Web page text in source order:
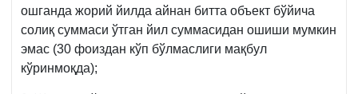
ошганда жорий йилда айнан битта объект бўйича
солиқ суммаси ўтган йил суммасидан ошиши мумкин
эмас (30 фоиздан кўп бўлмаслиги мақбул
кўринмоқда);